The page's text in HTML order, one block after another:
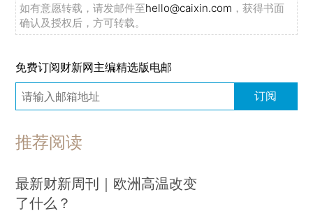
如有意愿转载，请发邮件至hello@caixin.com ，获得书面
确认及授权后，方可转载。
免费订阅财新网主编精选版电邮
订阅
推荐阅读
最新财新周刊｜欧洲高温改变
了什么？